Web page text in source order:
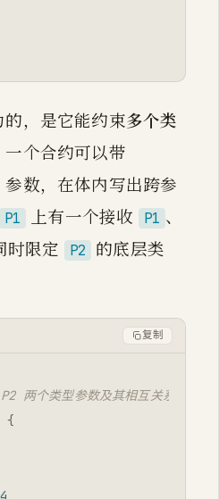
，是它能约束多个类
一个合约可以带
参数，在体内写出跨参
P1 上有一个接收 P1 、
时限定 P2
的底层类
复制
两个类型参数及其相互关系
{